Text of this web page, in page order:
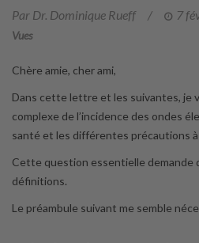
Par Dr. Dominique Rueff / 7
Vues
Chère amie, cher ami,
Dans cette lettre et les suivantes, je
complexe de l’incidence des ondes
santé et les différentes précautions
Cette question essentielle demande
définitions.
Le préambule suivant me semble